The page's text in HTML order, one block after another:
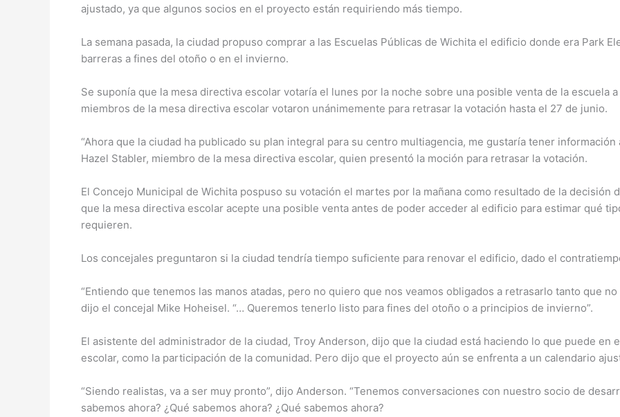
ajustado, ya que algunos socios en el proyecto están requiriendo más tiempo.
La semana pasada, la ciudad propuso comprar a las Escuelas Públicas de Wichita el edificio donde era Park
barreras a fines del otoño o en el invierno.
Se suponía que la mesa directiva escolar votaría el lunes por la noche sobre una posible venta de la escuela
miembros de la mesa directiva escolar votaron unánimemente para retrasar la votación hasta el 27 de junio.
“Ahora que la ciudad ha publicado su plan integral para su centro multiagencia, me gustaría tener
Hazel Stabler, miembro de la mesa directiva escolar, quien presentó la moción para retrasar la votación.
El Concejo Municipal de Wichita pospuso su votación el martes por la mañana como resultado de la decisión
que la mesa directiva escolar acepte una posible venta antes de poder acceder al edificio para estimar qué
requieren.
Los concejales preguntaron si la ciudad tendría tiempo suficiente para renovar el edificio, dado el
“Entiendo que tenemos las manos atadas, pero no quiero que nos veamos obligados a retrasarlo tanto que
dijo el concejal Mike Hoheisel. “… Queremos tenerlo listo para fines del otoño o a principios de invierno”.
El asistente del administrador de la ciudad, Troy Anderson, dijo que la ciudad está haciendo lo que puede en
escolar, como la participación de la comunidad. Pero dijo que el proyecto aún se enfrenta a un calendario
“Siendo realistas, va a ser muy pronto”, dijo Anderson. “Tenemos conversaciones con nuestro socio de
sabemos ahora? ¿Qué sabemos ahora? ¿Qué sabemos ahora?